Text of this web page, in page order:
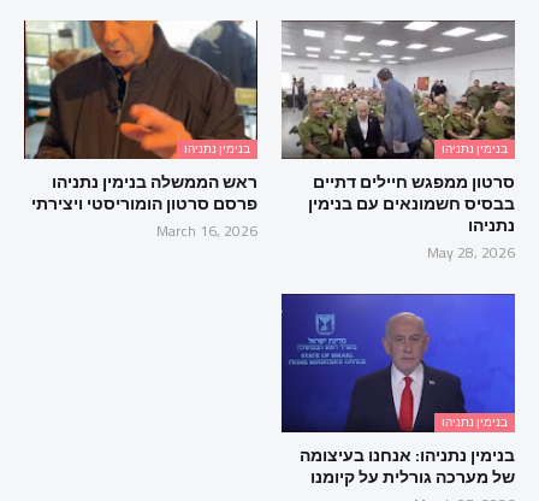
בנימין נתניהו
סרטון ממפגש חיילים דתיים
בבסיס חשמונאים עם בנימין
נתניהו
May 28, 2026
בנימין נתניהו
ראש הממשלה בנימין נתניהו
פרסם סרטון הומוריסטי ויצירתי
March 16, 2026
בנימין נתניהו
בנימין נתניהו: אנחנו בעיצומה
של מערכה גורלית על קיומנו